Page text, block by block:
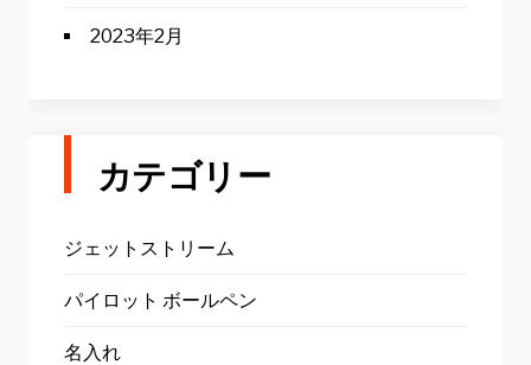
2023年2月
カテゴリー
ジェットストリーム
パイロット ボールペン
名入れ